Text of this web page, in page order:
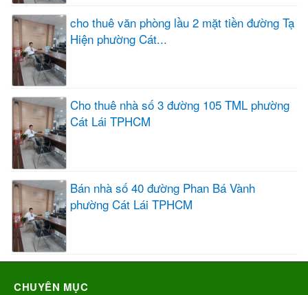
cho thuê văn phòng lầu 2 mặt tiền đường Tạ
Hiện phường Cát...
Cho thuê nhà số 3 đường 105 TML phường
Cát Lái TPHCM
Bán nhà số 40 đường Phan Bá Vành
phường Cát Lái TPHCM
CHUYÊN MỤC